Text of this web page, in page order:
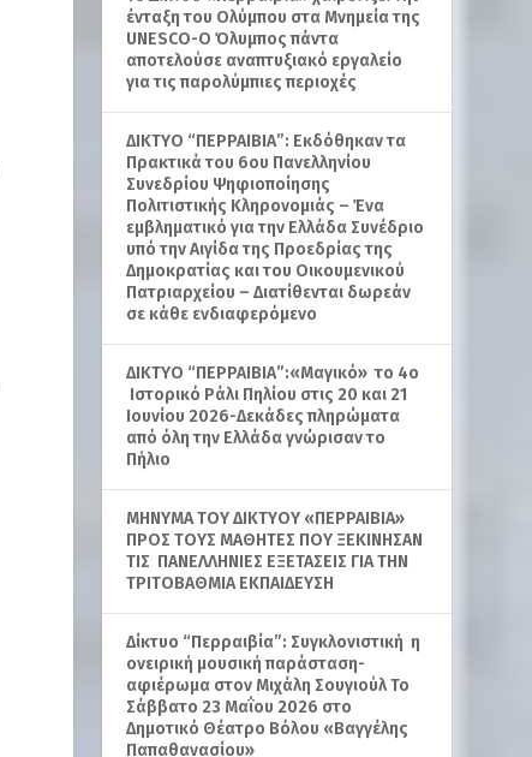
ένταξη του Ολύμπου στα Μνημεία της
UNESCO-Ο Όλυμπος πάντα
αποτελούσε αναπτυξιακό εργαλείο
για τις παρολύμπιες περιοχές
ΔΙΚΤΥΟ “ΠΕΡΡΑΙΒΙΑ”: Εκδόθηκαν τα
Πρακτικά του 6ου Πανελληνίου
Συνεδρίου Ψηφιοποίησης
Πολιτιστικής Κληρονομιάς – Ένα
εμβληματικό για την Ελλάδα Συνέδριο
υπό την Αιγίδα της Προεδρίας της
Δημοκρατίας και του Οικουμενικού
Πατριαρχείου – Διατίθενται δωρεάν
σε κάθε ενδιαφερόμενο
ΔΙΚΤΥΟ “ΠΕΡΡΑΙΒΙΑ”:«Μαγικό» το 4ο
Ιστορικό Ράλι Πηλίου στις 20 και 21
Ιουνίου 2026-Δεκάδες πληρώματα
από όλη την Ελλάδα γνώρισαν το
Πήλιο
ΜΗΝΥΜΑ ΤΟΥ ΔΙΚΤΥΟΥ «ΠΕΡΡΑΙΒΙΑ»
ΠΡΟΣ ΤΟΥΣ ΜΑΘΗΤΕΣ ΠΟΥ ΞΕΚΙΝΗΣΑΝ
ΤΙΣ ΠΑΝΕΛΛΗΝΙΕΣ ΕΞΕΤΑΣΕΙΣ ΓΙΑ ΤΗΝ
ΤΡΙΤΟΒΑΘΜΙΑ ΕΚΠΑΙΔΕΥΣΗ
Δίκτυο “Περραιβία”: Συγκλονιστική η
ονειρική μουσική παράσταση-
αφιέρωμα στον Μιχάλη Σουγιούλ Το
Σάββατο 23 Μαΐου 2026 στο
Δημοτικό Θέατρο Βόλου «Βαγγέλης
Παπαθανασίου»